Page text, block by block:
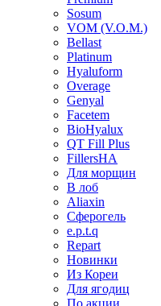
Sosum
VOM (V.O.M.)
Bellast
Platinum
Hyaluform
Overage
Genyal
Facetem
BioHyalux
QT Fill Plus
FillersHA
Для морщин
В лоб
Aliaxin
Сферогель
e.p.t.q
Repart
Новинки
Из Кореи
Для ягодиц
По акции